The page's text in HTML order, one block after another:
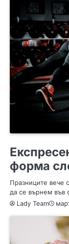
форма
Празниците вече
да се върнем във
Lady Team